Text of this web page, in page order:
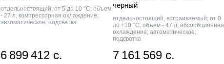
отдельностоящий; от 5 до 10 °C; объем
- 27 л; компрессорная охлаждение;
автоматическое; подсветка
6 899 412 с.
черный
отдельностоящий, встраиваемый; от 0
до +10 °C; объем - 47 л; абсорбционная
охлаждение; автоматическое;
подсветка
7 161 569 с.